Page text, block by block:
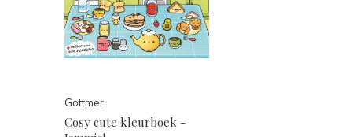
Gottmer
Cosy cute kleurboek -